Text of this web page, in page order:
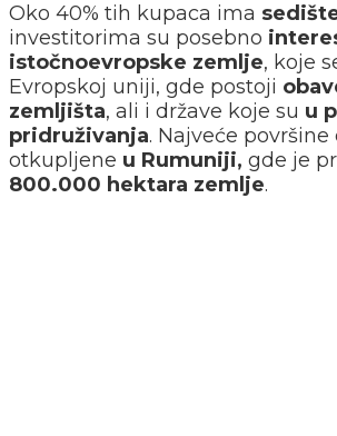
Oko 40% tih kupaca ima
investitorima su posebno
istočnoevropske zemlje, koje
Evropskoj uniji, gde postoji
zemljišta, ali i države koje su u
pridruživanja. Najveće površine
otkupljene u Rumuniji, gde je
800.000 hektara zemlje.